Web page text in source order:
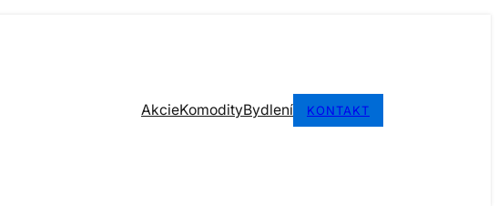
AkcieKomodityBydlení KONTAKT